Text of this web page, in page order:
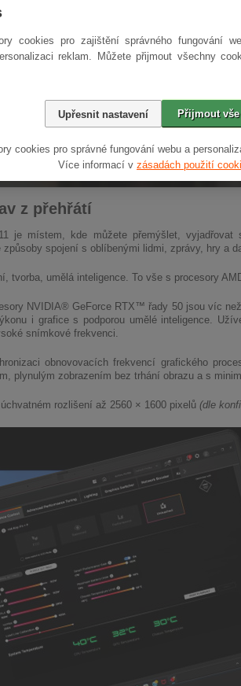
cookies pro zajištění správného fungování
reklam. Můžete přijmout všechny
Přijmout vše
Upřesnit nastavení
cookies pro správné fungování webu a
Více informací v zásadách použití
z přehřátí
je místem, kde můžete přemýšlet, vyjadřovat
spojení s oblíbenými lidmi, zprávy, hry a
tvorba, umělá inteligence. To vše s procesory
NVIDIA® GeForce RTX™ řady 50 jsou víc
i grafice s podporou umělé inteligence.
snímkové frekvenci.
obnovovacích frekvencí grafického
plynulým zobrazením bez trhání obrazu a s
rozlišení až 2560 × 1600 pixelů (dle